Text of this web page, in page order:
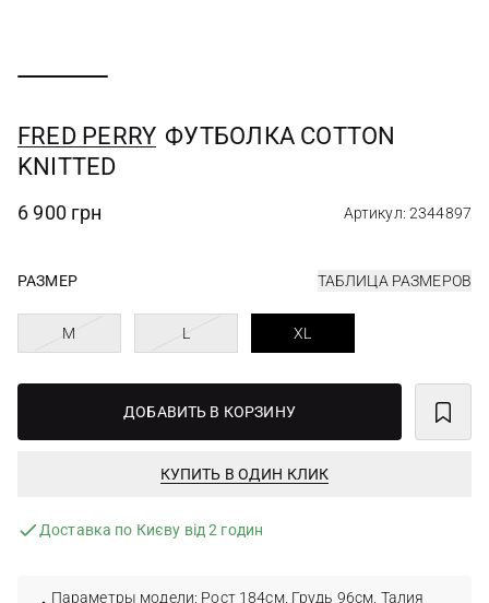
FRED PERRY ФУТБОЛКА COTTON
KNITTED
6 900 грн Артикул: 2344897
РАЗМЕР ТАБЛИЦА РАЗМЕРОВ
M L XL
ДОБАВИТЬ В КОРЗИНУ
КУПИТЬ В ОДИН КЛИК
Доставка по Києву від 2 годин
Параметры модели: Рост 184см. Грудь 96см. Талия